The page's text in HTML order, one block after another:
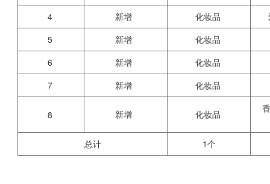
4
新增 化妆品
5
新增
化妆品
6
新增
化妆品
7
新增 化妆品
8 新增 化妆品
总计 1个